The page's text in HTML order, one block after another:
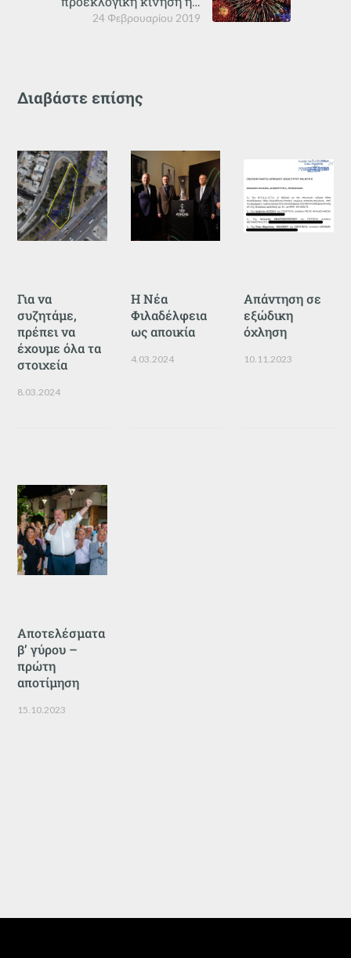
24 Φεβρουαρίου 2019
Διαβάστε επίσης
Για να
συζητάμε,
πρέπει να
έχουμε όλα τα
στοιχεία
8.03.2024
Η Νέα
Φιλαδέλφεια
ως αποικία
4.03.2024
Απάντηση σε
εξώδικη
όχληση
10.11.2023
Αποτελέσματα
β’ γύρου –
πρώτη
αποτίμηση
15.10.2023